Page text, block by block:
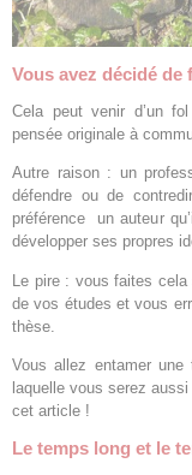
Vous avez décidé
Cela peut venir d’un
pensée originale à
Autre raison : un
défendre ou de
préférence un auteur
développer ses propres
Le pire : vous faites cela
de vos études et vous
thèse.
Vous allez entamer
laquelle vous serez
cet article !
Le temps long et le